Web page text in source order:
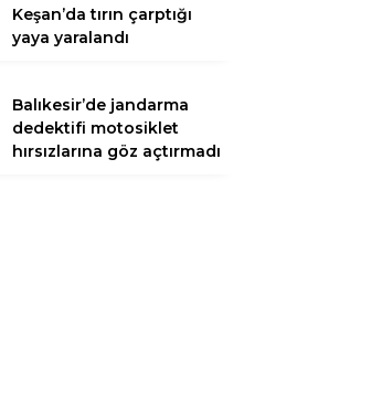
Keşan’da tırın çarptığı
yaya yaralandı
Balıkesir’de jandarma
dedektifi motosiklet
hırsızlarına göz açtırmadı